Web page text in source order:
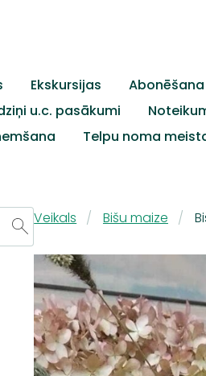
Ekskursijas Abonēšana
u.c. pasākumi
Telpu noma
Veikals Bišu maize